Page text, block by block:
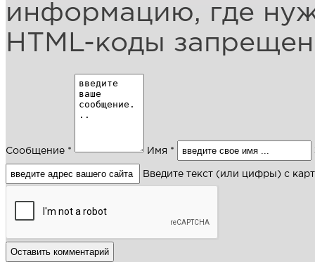
информацию, где
HTML-коды
Сообщение * Имя *
Введите текст (или цифры) с